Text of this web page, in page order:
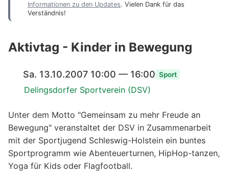
Informationen zu den Updates. Vielen Dank für das
Verständnis!
Aktivtag - Kinder in Bewegung
Sa. 13.10.2007 10:00 — 16:00 Sport
Delingsdorfer Sportverein (DSV)
Unter dem Motto "Gemeinsam zu mehr Freude an
Bewegung" veranstaltet der DSV in Zusammenarbeit
mit der Sportjugend Schleswig-Holstein ein buntes
Sportprogramm wie Abenteuerturnen, HipHop-tanzen,
Yoga für Kids oder Flagfootball.